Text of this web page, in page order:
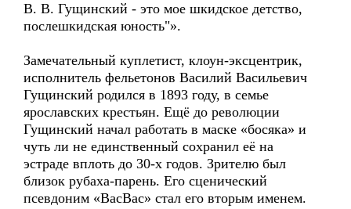
В. В. Гущинский - это мое шкидское детство,
послешкидская юность"».
Замечательный куплетист, клоун-эксцентрик,
исполнитель фельетонов Василий Васильевич
Гущинский родился в 1893 году, в семье
ярославских крестьян. Ещё до революции
Гущинский начал работать в маске «босяка» и
чуть ли не единственный сохранил её на
эстраде вплоть до 30-х годов. Зрителю был
близок рубаха-парень. Его сценический
псевдоним «ВасВас» стал его вторым именем.